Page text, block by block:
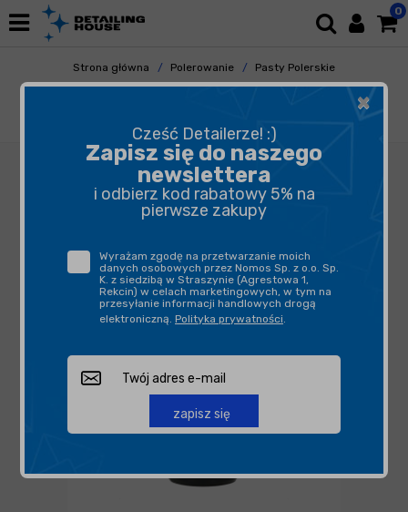
0
Strona główna Polerowanie
Pasty Polerskie
Pasty Cuttingowe
×
Cześć Detailerze! :)
Zapisz się do naszego
newslettera
i odbierz kod rabatowy 5% na
pierwsze zakupy
Wyrażam zgodę na przetwarzanie moich
danych osobowych przez Nomos Sp. z o.o. Sp.
K. z siedzibą w Straszynie (Agrestowa 1,
Rekcin) w celach marketingowych, w tym na
przesyłanie informacji handlowych drogą
elektroniczną. Polityka prywatności.
zapisz się